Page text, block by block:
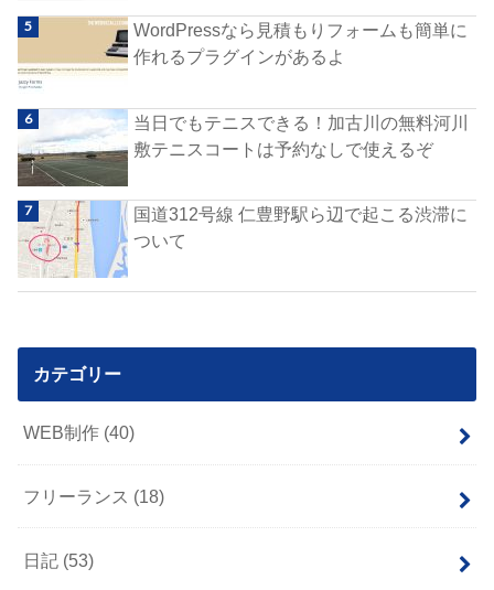
WordPressなら見積もりフォームも簡単に
作れるプラグインがあるよ
当日でもテニスできる！加古川の無料河川
敷テニスコートは予約なしで使えるぞ
国道312号線 仁豊野駅ら辺で起こる渋滞に
ついて
カテゴリー
WEB制作 (40)
フリーランス (18)
日記 (53)